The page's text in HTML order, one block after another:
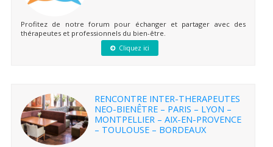
Profitez de notre forum pour échanger et partager avec des
thérapeutes et professionnels du bien-être.
Cliquez ici
RENCONTRE INTER-THERAPEUTES
NEO-BIENÊTRE – PARIS – LYON –
MONTPELLIER – AIX-EN-PROVENCE
– TOULOUSE – BORDEAUX